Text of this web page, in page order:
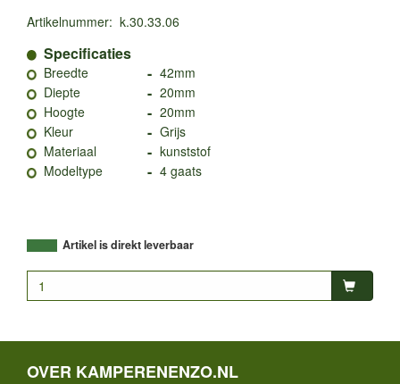
Artikelnummer: k.30.33.06
Specificaties
Breedte - 42mm
Diepte
- 20mm
Hoogte
- 20mm
Kleur
- Grijs
Materiaal
- kunststof
Modeltype
- 4 gaats
Artikel is direkt leverbaar
OVER KAMPERENENZO.NL